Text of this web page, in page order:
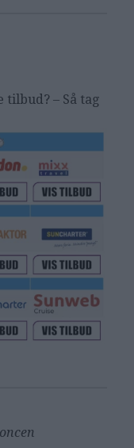
– Så tag